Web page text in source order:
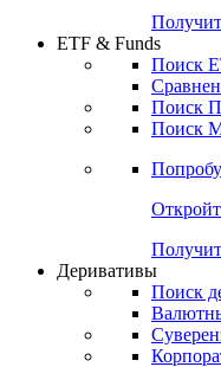
ETF & Funds
Поиск
Поиск
Поиск
Деривативы
Поиск